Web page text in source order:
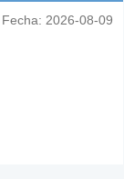
Fecha: 2026-08-09